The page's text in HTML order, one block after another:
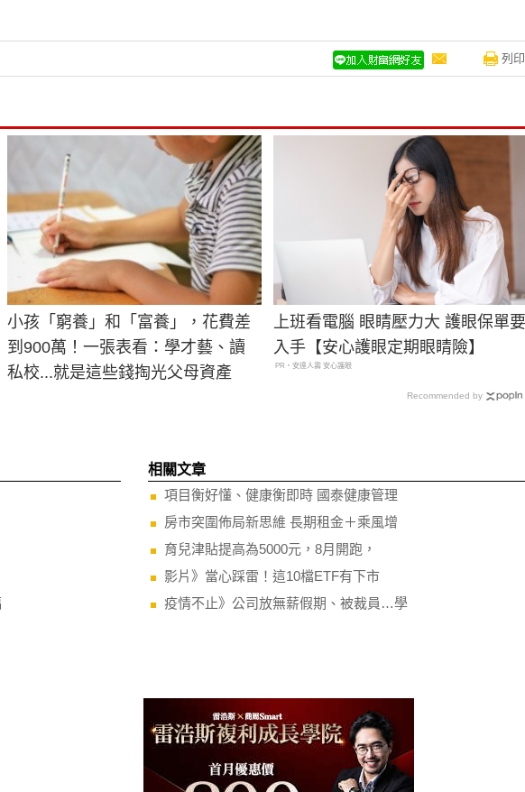
列印
小孩「窮養」和「富養」，花費差
到900萬！一張表看：學才藝、讀
私校...就是這些錢掏光父母資產
上班看電腦 眼睛壓力大 護眼保單要
入手【安心護眼定期眼睛險】
PR・安達人壽 安心護眼
Recommended by
相關文章
項目衡好懂、健康衡即時 國泰健康管理
房市突圍佈局新思維 長期租金＋乘風增
育兒津貼提高為5000元，8月開跑，
影片》當心踩雷！這10檔ETF有下市
疫情不止》公司放無薪假期、被裁員…學